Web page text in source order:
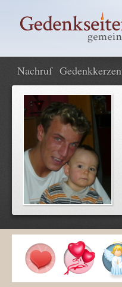
Nachruf Gedenkkerzen